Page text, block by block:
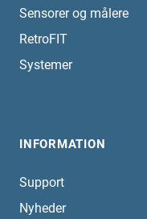
Sensorer og målere
RetroFIT
Systemer
INFORMATION
Support
Nyheder